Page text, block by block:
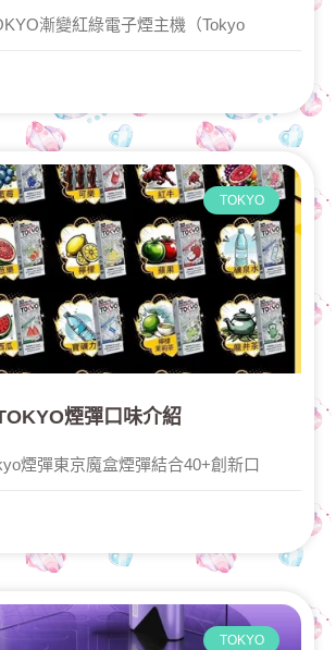
漸變紅綠電子煙主機（Tokyo
TOKYO
煙彈口味介紹
煙彈東京魔盒煙彈結合40+創新口
TOKYO